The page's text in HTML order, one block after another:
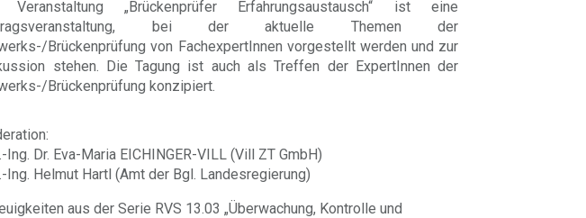
Veranstaltung „Brückenprüfer Erfahrungsaustausch“ ist eine
bei der aktuelle Themen der
Brückenprüfung von FachexpertInnen vorgestellt werden und zur
stehen. Die Tagung ist auch als Treffen der ExpertInnen der
Brückenprüfung konzipiert.
Ing. Dr. Eva-Maria EICHINGER-VILL (Vill ZT GmbH)
Ing. Helmut Hartl (Amt der Bgl. Landesregierung)
aus der Serie RVS 13.03 „Überwachung, Kontrolle und